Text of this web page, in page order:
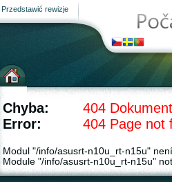
Przedstawić rewizje
strona
Chyba:
404
Error:
404 Page not
Modul "/info/asusrt-n10u_rt-n15u"
Module "/info/asusrt-n10u_rt-n15u"